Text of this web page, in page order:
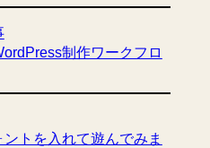
制作ワークフロ
トを入れて遊んでみま